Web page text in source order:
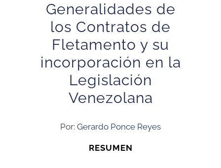
Generalidades de
los Contratos de
Fletamento y su
incorporación en la
Legislación
Venezolana
Por: Gerardo Ponce Reyes
RESUMEN